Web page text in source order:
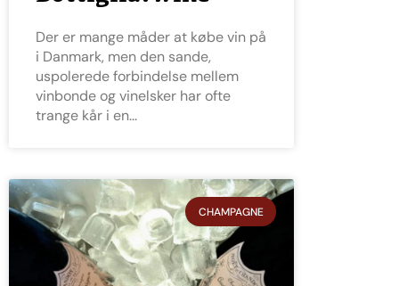
Der er mange måder at købe vin på
i Danmark, men den sande,
uspolerede forbindelse mellem
vinbonde og vinelsker har ofte
trange kår i en
CHAMPAGNE